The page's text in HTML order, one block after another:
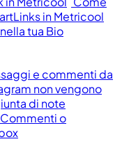
in Metricool
tua Bio
e commenti da
non vengono
di note
Commenti o